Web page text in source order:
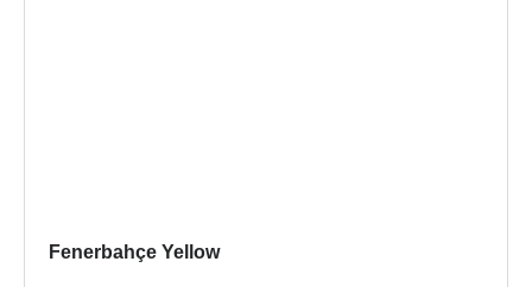
Fenerbahçe Yellow